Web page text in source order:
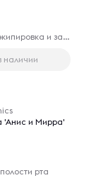
Спортивная экипировка и защита
наличии
'Анис и Мирра'
рта